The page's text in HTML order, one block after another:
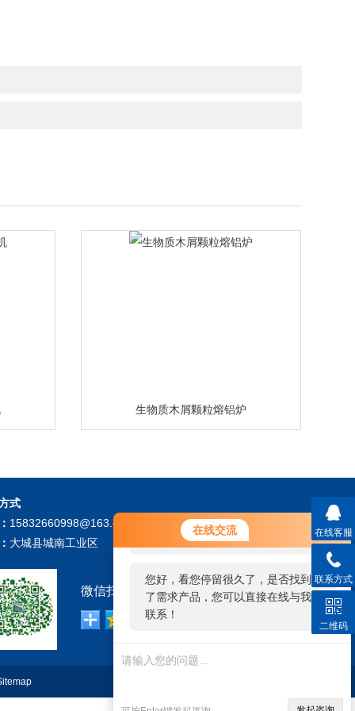
在线交流
您好！欢迎前来咨询，很高兴为您
服务，请问您要咨询什么问题呢？
您好，看您停留很久了，是否找到
了需求产品，您可以直接在线与我
联系！
生物质木屑颗粒熔铝炉
式
15832660998@163.com
大城县城南工业区
微信扫描关注我们：
在线客服
联系方式
二维码